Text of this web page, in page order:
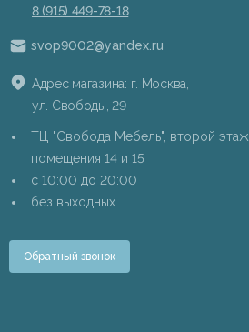
8 (915) 449-78-18
svop9002@yandex.ru
Адрес магазина: г. Москва,
ул. Свободы, 29
ТЦ "Свобода Мебель", второй этаж,
помещения 14 и 15
c 10:00 до 20:00
без выходных
Обратный звонок